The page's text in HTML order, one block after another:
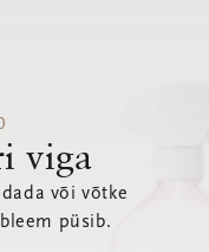
viga
või võtke
püsib.